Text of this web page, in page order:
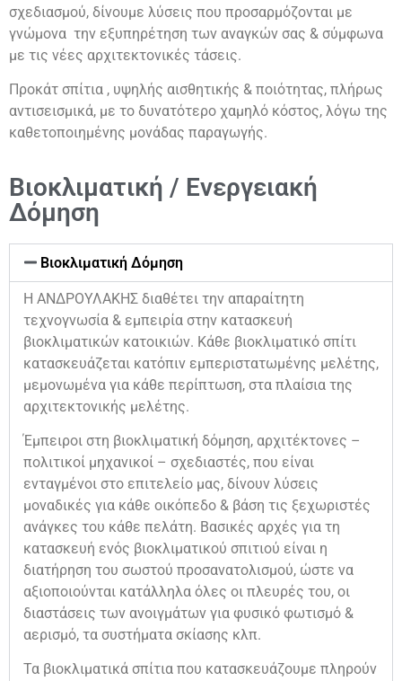
σχεδιασμού, δίνουμε λύσεις που προσαρμόζονται με
γνώμονα την εξυπηρέτηση των αναγκών σας & σύμφωνα
με τις νέες αρχιτεκτονικές τάσεις.
Προκάτ σπίτια , υψηλής αισθητικής & ποιότητας, πλήρως
αντισεισμικά, με το δυνατότερο χαμηλό κόστος, λόγω της
καθετοποιημένης μονάδας παραγωγής.
Βιοκλιματική / Ενεργειακή
Δόμηση
Βιοκλιματική Δόμηση
Η ΑΝΔΡΟΥΛΑΚΗΣ διαθέτει την απαραίτητη
τεχνογνωσία & εμπειρία στην κατασκευή
βιοκλιματικών κατοικιών. Κάθε βιοκλιματικό σπίτι
κατασκευάζεται κατόπιν εμπεριστατωμένης μελέτης,
μεμονωμένα για κάθε περίπτωση, στα πλαίσια της
αρχιτεκτονικής μελέτης.
Έμπειροι στη βιοκλιματική δόμηση, αρχιτέκτονες –
πολιτικοί μηχανικοί – σχεδιαστές, που είναι
ενταγμένοι στο επιτελείο μας, δίνουν λύσεις
μοναδικές για κάθε οικόπεδο & βάση τις ξεχωριστές
ανάγκες του κάθε πελάτη. Βασικές αρχές για τη
κατασκευή ενός βιοκλιματικού σπιτιού είναι η
διατήρηση του σωστού προσανατολισμού, ώστε να
αξιοποιούνται κατάλληλα όλες οι πλευρές του, οι
διαστάσεις των ανοιγμάτων για φυσικό φωτισμό &
αερισμό, τα συστήματα σκίασης κλπ.
Τα βιοκλιματικά σπίτια που κατασκευάζουμε πληρούν